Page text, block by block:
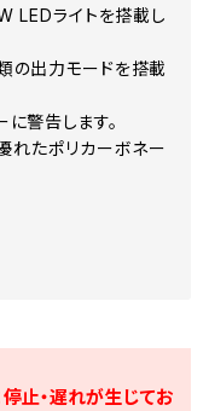
LEDライトを搭載し
の出力モードを搭載
警告します。
れたポリカーボネー
止・遅れが生じてお